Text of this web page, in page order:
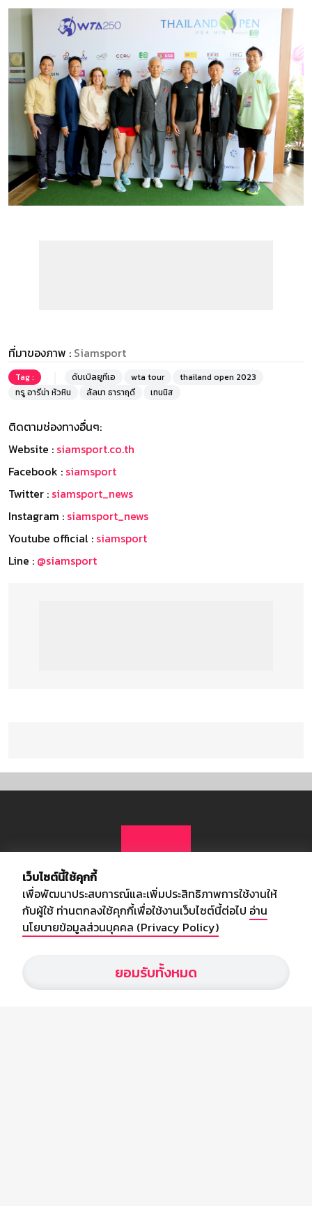
ที่มาของภาพ : Siamsport
Tag : ดับเบิลยูทีเอ wta tour
thailand open 2023
ทรู อารีน่า หัวหิน
ลัลนา ธาราฤดี เทนนิส
ติดตามช่องทางอื่นๆ:
Website : siamsport.co.th
Facebook : siamsport
Twitter : siamsport_news
Instagram : siamsport_news
Youtube official : siamsport
Line : @siamsport
เกี่ยวกับเรา
อัพเดทข่าวสารวงการกีฬา ฟุตบอล ผลบอล ผลฟุตบอลทั่วโลก ฟรีเมียร์
ลีก ไทยลีก ฟุตบอลโลก ยูฟ่าแซมเปี้ยนส์ลีก พร้อมทั้งวิเคราะห์บอล จาก
เว็บไซต์นี้ใช้คุกกี้
เพื่อพัฒนาประสบการณ์และเพิ่มประสิทธิภาพการใช้งานให้
กับผู้ใช้ ท่านตกลงใช้คุกกี้เพื่อใช้งานเว็บไซต์นี้ต่อไป อ่าน
นโยบายข้อมูลส่วนบุคคล (Privacy Policy)
ยอมรับทั้งหมด